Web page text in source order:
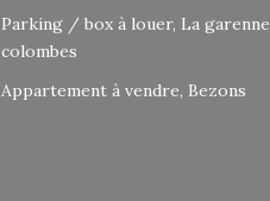
Parking / box à louer, La garenne
colombes
Appartement à vendre, Bezons